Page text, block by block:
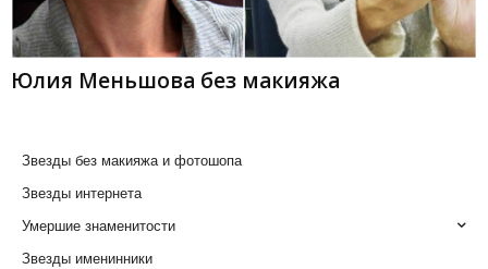
Юлия Меньшова без макияжа
Звезды без макияжа и фотошопа
Звезды интернета
Умершие знаменитости
Звезды именинники